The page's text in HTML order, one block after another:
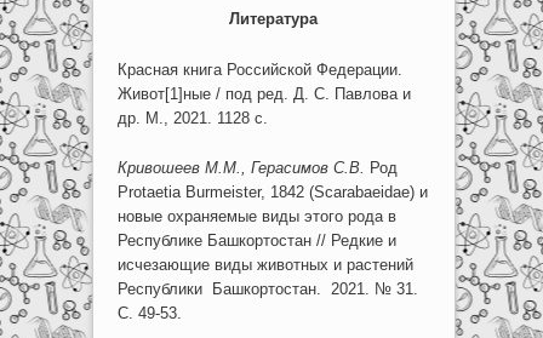
Литература
Красная книга Российской Федерации.
Живот[1]ные / под ред. Д. С. Павлова и
др. М., 2021. 1128 с.
Кривошеев М.М., Герасимов С.В. Род
Protaetia Burmeister, 1842 (Scarabaeidae) и
новые охраняемые виды этого рода в
Республике Башкортостан // Редкие и
исчезающие виды животных и растений
Республики Башкортостан. 2021. № 31.
С. 49-53.